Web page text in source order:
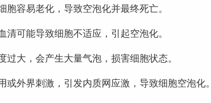
胞容易老化，导致空泡化并最终死亡。
可能导致细胞不适应，引起空泡化。
大，会产生大量气泡，损害细胞状态。
外界刺激，引发内质网应激，导致细胞空泡化。